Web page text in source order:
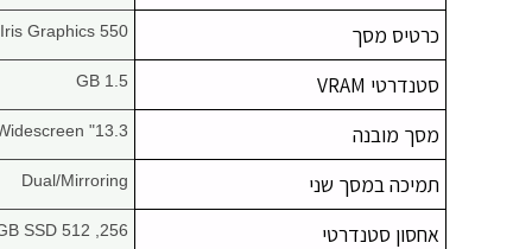
כרטיס מסך Iris Graphics 550
סטנדרטי VRAM 1.5 GB
מסך מובנה 13.3" Widescreen
תמיכה במסך שני Dual/Mirroring
אחסון סטנדרטי 256, 512 GB SSD